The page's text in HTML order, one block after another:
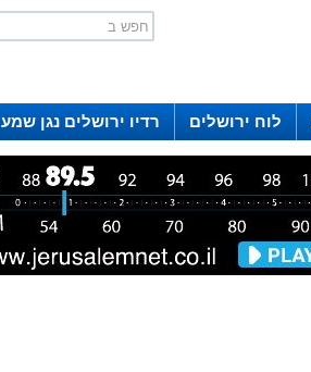
לוח ירושלים
רדיו ירושלים נגן שמע